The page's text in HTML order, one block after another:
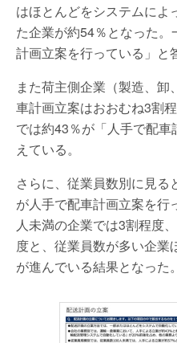
はほとんどをシステムによ
た企業が約54％となった
計画立案を行っている」と
また荷主側企業（製造、
車計画立案はおおむね3割
では約43％が「人手で配
えている。
さらに、従業員数別に見
が人手で配車計画立案を行
人未満の企業では3割程度
度と、従業員数が多い企業
が進んでいる結果となった。